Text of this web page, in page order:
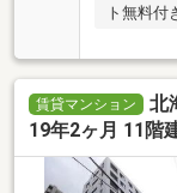
ト無料付
賃貸マンション
北
19年2ヶ月 11階